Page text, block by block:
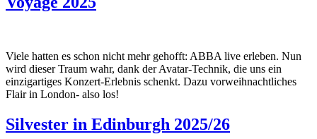
Viele hatten es schon nicht mehr gehofft: ABBA live erleben. Nun
wird dieser Traum wahr, dank der Avatar-Technik, die uns ein
einzigartiges Konzert-Erlebnis schenkt. Dazu vorweihnachtliches
Flair in London- also los!
Silvester in Edinburgh 2025/26